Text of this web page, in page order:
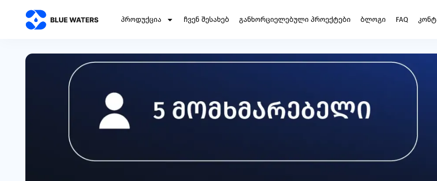
ᲞᲠᲝᲓᲣᲥᲪᲘᲐ ᲩᲕᲔᲜ ᲨᲔᲡᲐᲮᲔᲑ ᲒᲐᲜᲮᲝᲠᲪᲘᲔᲚᲔᲑᲣᲚᲘ ᲞᲠᲝᲔᲥᲢᲔᲑᲘ ᲑᲚᲝᲒᲘ FAQ